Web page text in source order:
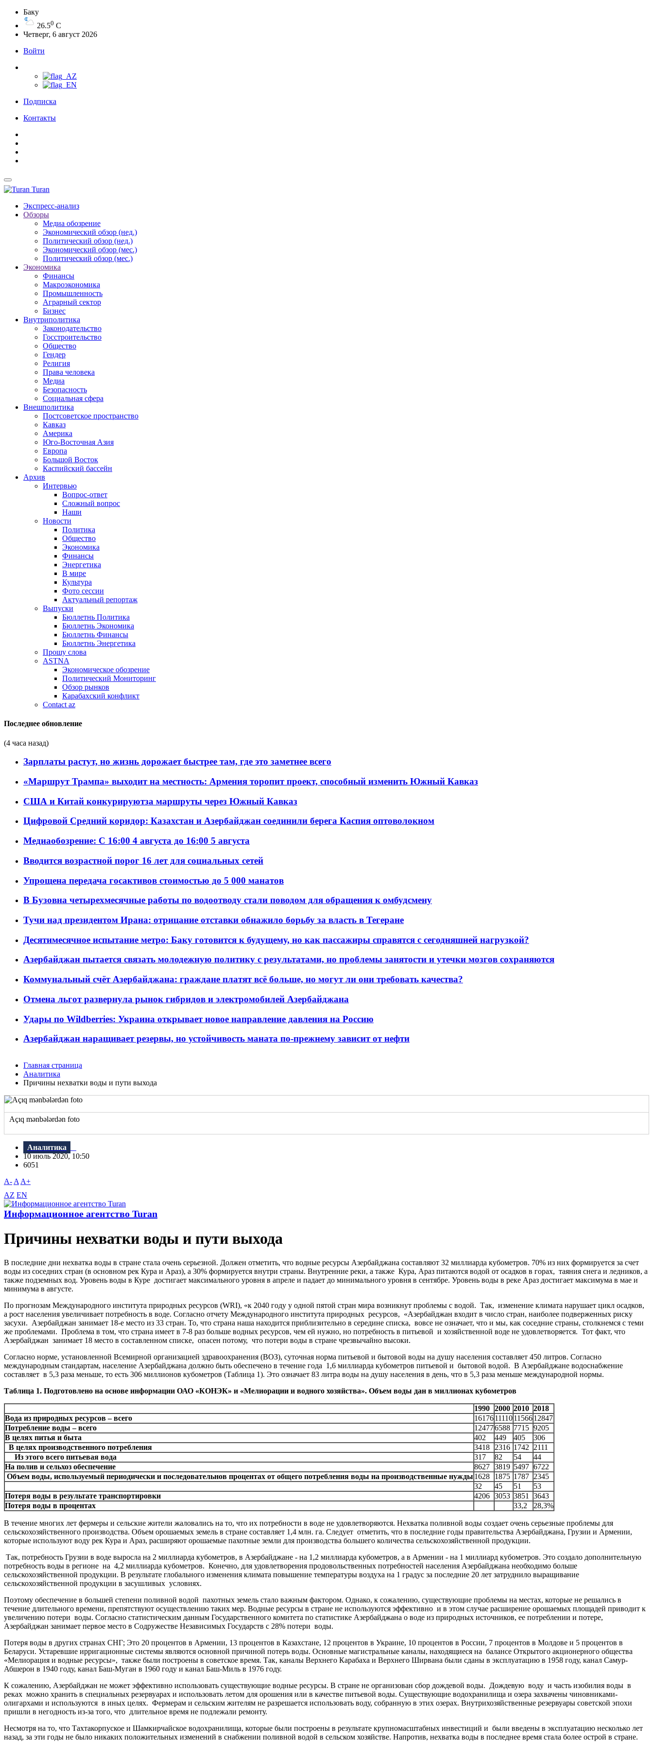
Баку
26.50 C
Четверг, 6 август 2026
Войти
Подписка
Контакты
Turan
Экспресс-анализ
Обзоры
Медиа обозрение
Экономический обзор (нед.)
Политический обзор (нед.)
Экономический обзор (мес.)
Политический обзор (мес.)
Экономика
Финансы
Макроэкономика
Промышленность
Аграрный сектор
Бизнес
Внутриполитика
Законодательство
Госстроительство
Общество
Гендер
Религия
Права человека
Медиа
Безопасность
Социальная сфера
Внешполитика
Постсоветское пространство
Кавказ
Америка
Юго-Восточная Азия
Европа
Большой Восток
Каспийский бассейн
Архив
Интервью
Вопрос-ответ
Сложный вопрос
Наши
Новости
Политика
Общество
Экономика
Финансы
Энергетика
В мире
Культура
Фото сессии
Актуальный репортаж
Выпуски
Бюллетнь Политика
Бюллетнь Экономика
Бюллетнь Финансы
Бюллетнь Энергетика
Прошу слова
ASTNA
Экономическое обозрение
Политический Мониторинг
Обзор рынков
Карабахский конфликт
Contact az
Последнее обновление
(4 часа назад)
Зарплаты растут, но жизнь дорожает быстрее там, где это заметнее всего
«Маршрут Трампа» выходит на местность: Армения торопит проект, способный изменить Южный Кавказ
США и Китай конкурируютза маршруты через Южный Кавказ
Цифровой Средний коридор: Казахстан и Азербайджан соединили берега Каспия оптоволокном
Медиаобозрение: С 16:00 4 августа до 16:00 5 августа
Вводится возрастной порог 16 лет для социальных сетей
Упрощена передача госактивов стоимостью до 5 000 манатов
В Бузовна четырехмесячные работы по водоотводу стали поводом для обращения к омбудсмену
Тучи над президентом Ирана: отрицание отставки обнажило борьбу за власть в Тегеране
Десятимесячное испытание метро: Баку готовится к будущему, но как пассажиры справятся с сегодняшней нагрузкой?
Азербайджан пытается связать молодежную политику с результатами, но проблемы занятости и утечки мозгов сохраняются
Коммунальный счёт Азербайджана: граждане платят всё больше, но могут ли они требовать качества?
Отмена льгот развернула рынок гибридов и электромобилей Азербайджана
Удары по Wildberries: Украина открывает новое направление давления на Россию
Азербайджан наращивает резервы, но устойчивость маната по-прежнему зависит от нефти
Главная страница
Аналитика
Причины нехватки воды и пути выхода
Açıq mənbələrdən foto
Аналитика
10 июль 2020, 10:50
6051
A- A A+
AZ EN
Информационное агентство Turan
Причины нехватки воды и пути выхода
В последние дни нехватка воды в стране стала очень серьезной. Должен отметить, что водные ресурсы Азербайджана составляют 32 миллиарда кубометров. 70% из них формируется за счет
воды из соседних стран (в основном рек Кура и Араз), а 30% формируется внутри страны. Внутренние реки, а также Кура, Араз питаются водой от осадков в горах, таяния снега и ледников, а
также подземных вод. Уровень воды в Куре достигает максимального уровня в апреле и падает до минимального уровня в сентябре. Уровень воды в реке Араз достигает максимума в мае и
минимума в августе.
По прогнозам Международного института природных ресурсов (WRI), «к 2040 году у одной пятой стран мира возникнут проблемы с водой. Так, изменение климата нарушает цикл осадков,
а рост населения увеличивает потребность в воде. Согласно отчету Международного института природных ресурсов, «Азербайджан входит в число стран, наиболее подверженных риску
засухи. Азербайджан занимает 18-е место из 33 стран. То, что страна наша находится приблизительно в середине списка, вовсе не означает, что и мы, как соседние страны, столкнемся с теми
же проблемами. Проблема в том, что страна имеет в 7-8 раз больше водных ресурсов, чем ей нужно, но потребность в питьевой и хозяйственной воде не удовлетворяется. Тот факт, что
Азербайджан занимает 18 место в составленном списке, опасен потому, что потери воды в стране чрезвычайно высоки.
Согласно норме, установленной Всемирной организацией здравоохранения (ВОЗ), суточная норма питьевой и бытовой воды на душу населения составляет 450 литров. Согласно
международным стандартам, население Азербайджана должно быть обеспечено в течение года 1,6 миллиарда кубометров питьевой и бытовой водой. В Азербайджане водоснабжение
составляет в 5,3 раза меньше, то есть 306 миллионов кубометров (Таблица 1). Это означает 83 литра воды на душу населения в день, что в 5,3 раза меньше международной нормы.
Таблица 1. Подготовлено на основе информации ОАО «КОНЭК» и «Мелиорации и водного хозяйства». Объем воды дан в миллионах кубометров
1990 2000 2010 2018
Вода из природных ресурсов – всего
16176111101156612847
Потребление воды – всего
124776588 7715 9205
В целях питья и быта
402 449 405
306
В целях производственного потребления
3418 2316 1742
2111
Из этого всего питьевая вода
317 82 54
44
На полив и сельхоз обеспечение
8627 3819 5497 6722
Объем воды, используемый периодически и последовательнов процентах от общего потребления воды на производственные нужды 1628 1875 1787 2345
32
45 51
53
Потеря воды в результате транспортировки
4206 3053 3851
3643
Потеря воды в процентах
33,2 28,3%
В течение многих лет фермеры и сельские жители жаловались на то, что их потребности в воде не удовлетворяются. Нехватка поливной воды создает очень серьезные проблемы для
сельскохозяйственного производства. Объем орошаемых земель в стране составляет 1,4 млн. га. Следует отметить, что в последние годы правительства Азербайджана, Грузии и Армении,
которые используют воду рек Кура и Араз, расширяют орошаемые пахотные земли для производства большего количества сельскохозяйственной продукции.
Так, потребность Грузии в воде выросла на 2 миллиарда кубометров, в Азербайджане - на 1,2 миллиарда кубометров, а в Армении - на 1 миллиард кубометров. Это создало дополнительную
потребность воды в регионе на 4,2 миллиарда кубометров. Конечно, для удовлетворения продовольственных потребностей населения Азербайджана необходимо больше
сельскохозяйственной продукции. В результате глобального изменения климата повышение температуры воздуха на 1 градус за последние 20 лет затруднило выращивание
сельскохозяйственной продукции в засушливых условиях.
Поэтому обеспечение в большей степени поливной водой пахотных земель стало важным фактором. Однако, к сожалению, существующие проблемы на местах, которые не решались в
течение длительного времени, препятствуют осуществлению таких мер. Водные ресурсы в стране не используются эффективно и в этом случае расширение орошаемых площадей приводит к
увеличению потери воды. Согласно статистическим данным Государственного комитета по статистике Азербайджана о воде из природных источников, ее потреблении и потере,
Азербайджан занимает первое место в Содружестве Независимых Государств с 28% потери воды.
Потеря воды в других странах СНГ; Это 20 процентов в Армении, 13 процентов в Казахстане, 12 процентов в Украине, 10 процентов в России, 7 процентов в Молдове и 5 процентов в
Беларуси. Устаревшие ирригационные системы являются основной причиной потерь воды. Основные магистральные каналы, находящиеся на балансе Открытого акционерного общества
«Мелиорация и водные ресурсы», также были построены в советское время. Так, каналы Верхнего Карабаха и Верхнего Ширвана были сданы в эксплуатацию в 1958 году, канал Самур-
Абшерон в 1940 году, канал Баш-Муган в 1960 году и канал Баш-Миль в 1976 году.
К сожалению, Азербайджан не может эффективно использовать существующие водные ресурсы. В стране не организован сбор дождевой воды. Дождевую воду и часть изобилия воды в
реках можно хранить в специальных резервуарах и использовать летом для орошения или в качестве питьевой воды. Существующие водохранилища и озера захвачены чиновниками-
олигархами и используются в иных целях. Фермерам и сельским жителям не разрешается использовать воду, собранную в этих озерах. Внутрихозяйственные резервуары советской эпохи
пришли в негодность из-за того, что длительное время не подлежали ремонту.
Несмотря на то, что Тахтакорпуское и Шамкирчайское водохранилища, которые были построены в результате крупномасштабных инвестиций и были введены в эксплуатацию несколько лет
назад, за эти годы не было никаких положительных изменений в снабжении поливной водой в сельском хозяйстве. Напротив, нехватка воды в последнее время стала более острой в стране.